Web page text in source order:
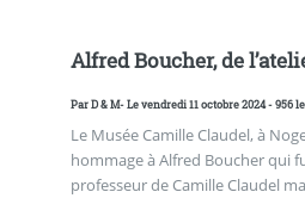
Alfred Boucher, de
ParD & M- Le vendredi 11 octobre 2024 - 956
Le Musée Camille Claudel, à
hommage à Alfred Boucher qui
professeur de Camille Claudel